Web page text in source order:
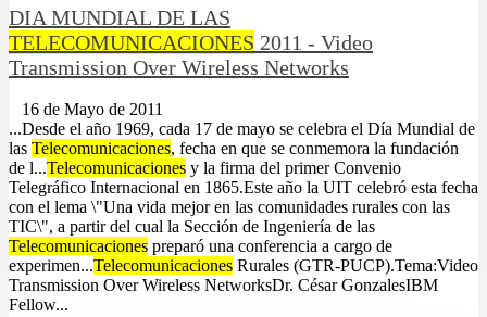
DIA MUNDIAL DE LAS
TELECOMUNICACIONES 2011 - Video
Transmission Over Wireless Networks
16 de Mayo de 2011
...Desde el año 1969, cada 17 de mayo se celebra el Día Mundial de
las Telecomunicaciones, fecha en que se conmemora la fundación
de l...Telecomunicaciones y la firma del primer Convenio
Telegráfico Internacional en 1865.Este año la UIT celebró esta fecha
con el lema \"Una vida mejor en las comunidades rurales con las
TIC\", a partir del cual la Sección de Ingeniería de las
Telecomunicaciones preparó una conferencia a cargo de
experimen...Telecomunicaciones Rurales (GTR-PUCP).Tema:Video
Transmission Over Wireless NetworksDr. César GonzalesIBM
Fellow...